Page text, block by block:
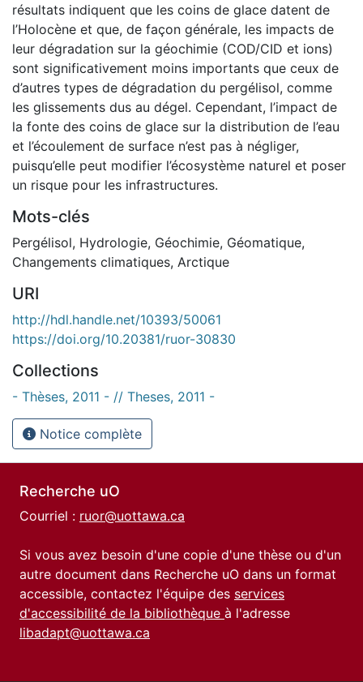
résultats indiquent que les coins de glace datent de
l’Holocène et que, de façon générale, les impacts de
leur dégradation sur la géochimie (COD/CID et ions)
sont significativement moins importants que ceux de
d’autres types de dégradation du pergélisol, comme
les glissements dus au dégel. Cependant, l’impact de
la fonte des coins de glace sur la distribution de l’eau
et l’écoulement de surface n’est pas à négliger,
puisqu’elle peut modifier l’écosystème naturel et poser
un risque pour les infrastructures.
Mots-clés
Pergélisol, Hydrologie, Géochimie, Géomatique,
Changements climatiques, Arctique
URI
http://hdl.handle.net/10393/50061
https://doi.org/10.20381/ruor-30830
Collections
- Thèses, 2011 - // Theses, 2011 -
Notice complète
Recherche uO
Courriel : ruor@uottawa.ca
Si vous avez besoin d'une copie d'une thèse ou d'un
autre document dans Recherche uO dans un format
accessible, contactez l'équipe des services
d'accessibilité de la bibliothèque à l'adresse
libadapt@uottawa.ca